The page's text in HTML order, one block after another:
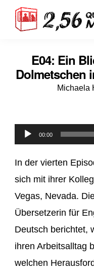
E04: Ein
Dolmetschen
Michaela
Audio-00:00
In der vierten
sich mit ihrer
Vegas, Nevada.
Übersetzerin für
Deutsch berichtet,
ihren Arbeitsalltag
welchen